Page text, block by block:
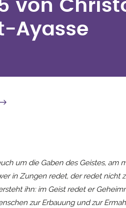
von
Ayasse
um die Gaben des Geistes, am
in Zungen redet, der redet nicht
ihn: im Geist redet er
zur Erbauung und zur